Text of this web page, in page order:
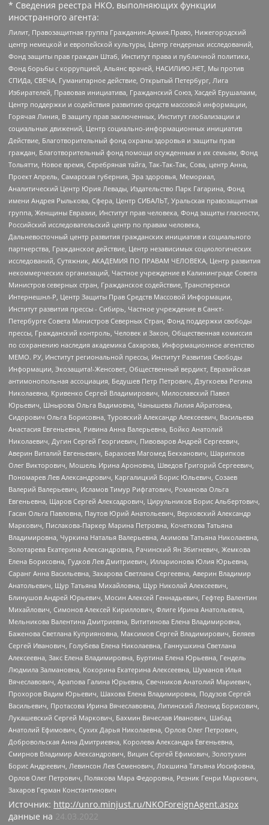
* Сведения реестра НКО, выполняющих функции
иностранного агента:
Лилит, Правозащитная группа Гражданин.Армия.Право, Нижегородский
центр немецкой и европейской культуры, Центр гендерных исследований,
Фонд защиты прав граждан Штаб, Институт права и публичной политики,
Фонд борьбы с коррупцией, Альянс врачей, НАСИЛИЮ.НЕТ, Мы против
СПИДа, СВЕЧА, Гуманитарное действие, Открытый Петербург, Лига
Избирателей, Правовая инициатива, Гражданский Союз, Хасдей Ерушалаим,
Центр поддержки и содействия развитию средств массовой информации,
Горячая Линия, В защиту прав заключенных, Институт глобализации и
социальных движений, Центр социально-информационных инициатив
Действие, Благотворительный фонд охраны здоровья и защиты прав
граждан, Благотворительный фонд помощи осужденным и их семьям, Фонд
Тольятти, Новое время, Серебряная тайга, Так-Так-Так, Сова, центр Анна,
Проект Апрель, Самарская губерния, Эра здоровья, Мемориал,
Аналитический Центр Юрия Левады, Издательство Парк Гагарина, Фонд
имени Андрея Рылькова, Сфера, Центр СИБАЛЬТ, Уральская правозащитная
группа, Женщины Евразии, Институт прав человека, Фонд защиты гласности,
Российский исследовательский центр по правам человека,
Дальневосточный центр развития гражданских инициатив и социального
партнерства, Гражданское действие, Центр независимых социологических
исследований, Сутяжник, АКАДЕМИЯ ПО ПРАВАМ ЧЕЛОВЕКА, Центр развития
некоммерческих организаций, Частное учреждение в Калининграде Совета
Министров северных стран, Гражданское содействие, Трансперенси
Интернешнл-Р, Центр Защиты Прав Средств Массовой Информации,
Институт развития прессы - Сибирь, Частное учреждение в Санкт-
Петербурге Совета Министров Северных Стран, Фонд поддержки свободы
прессы, Гражданский контроль, Человек и Закон, Общественная комиссия
по сохранению наследия академика Сахарова, Информационное агентство
МЕМО. РУ, Институт региональной прессы, Институт Развития Свободы
Информации, Экозащита!-Женсовет, Общественный вердикт, Евразийская
антимонопольная ассоциация, Бедушев Петр Петрович, Дзугкоева Регина
Николаевна, Кривенко Сергей Владимирович, Милославский Павел
Юрьевич, Шнырова Ольга Вадимовна, Чанышева Лилия Айратовна,
Сидорович Ольга Борисовна, Туровский Александр Алексеевич, Васильева
Анастасия Евгеньевна, Ривина Анна Валерьевна, Бойко Анатолий
Николаевич, Дугин Сергей Георгиевич, Пивоваров Андрей Сергеевич,
Аверин Виталий Евгеньевич, Барахоев Магомед Бекханович, Шарипков
Олег Викторович, Мошель Ирина Ароновна, Шведов Григорий Сергеевич,
Пономарев Лев Александрович, Каргалицкий Борис Юльевич, Созаев
Валерий Валерьевич, Исламов Тимур Рифгатович, Романова Ольга
Евгеньевна, Щаров Сергей Алексадрович, Цирульников Борис Альбертович,
Гасан Ольга Павловна, Паутов Юрий Анатольевич, Верховский Александр
Маркович, Пислакова-Паркер Марина Петровна, Кочеткова Татьяна
Владимировна, Чуркина Наталья Валерьевна, Акимова Татьяна Николаевна,
Золотарева Екатерина Александровна, Рачинский Ян Збигневич, Жемкова
Елена Борисовна, Гудков Лев Дмитриевич, Илларионова Юлия Юрьевна,
Саранг Анна Васильевна, Захарова Светлана Сергеевна, Аверин Владимир
Анатольевич, Щур Татьяна Михайловна, Щур Николай Алексеевич,
Блинушов Андрей Юрьевич, Мосин Алексей Геннадьевич, Гефтер Валентин
Михайлович, Симонов Алексей Кириллович, Флиге Ирина Анатольевна,
Мельникова Валентина Дмитриевна, Вититинова Елена Владимировна,
Баженова Светлана Куприяновна, Максимов Сергей Владимирович, Беляев
Сергей Иванович, Голубева Елена Николаевна, Ганнушкина Светлана
Алексеевна, Закс Елена Владимировна, Буртина Елена Юрьевна, Гендель
Людмила Залмановна, Кокорина Екатерина Алексеевна, Шуманов Илья
Вячеславович, Арапова Галина Юрьевна, Свечников Анатолий Мариевич,
Прохоров Вадим Юрьевич, Шахова Елена Владимировна, Подузов Сергей
Васильевич, Протасова Ирина Вячеславовна, Литинский Леонид Борисович,
Лукашевский Сергей Маркович, Бахмин Вячеслав Иванович, Шабад
Анатолий Ефимович, Сухих Дарья Николаевна, Орлов Олег Петрович,
Добровольская Анна Дмитриевна, Королева Александра Евгеньевна,
Смирнов Владимир Александрович, Вицин Сергей Ефимович, Золотухин
Борис Андреевич, Левинсон Лев Семенович, Локшина Татьяна Иосифовна,
Орлов Олег Петрович, Полякова Мара Федоровна, Резник Генри Маркович,
Захаров Герман Константинович
Источник: http://unro.minjust.ru/NKOForeignAgent.aspx
данные на 24.03.2022